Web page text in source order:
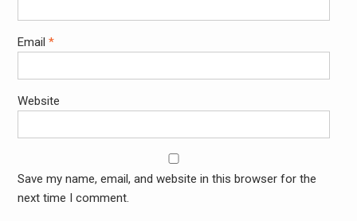
Email *
Website
Save my name, email, and website in this browser for the
next time I comment.